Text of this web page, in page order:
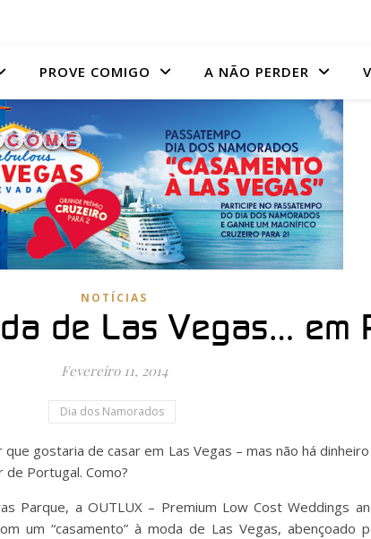
PROVE COMIGO A NÃO PERDER
NOTÍCIAS
de Las Vegas… em
Fevereiro 11, 2014
Dia dos Namorados
gostaria de casar em Las Vegas – mas não há
Portugal. Como?
Parque, a OUTLUX – Premium Low Cost Weddings
um “casamento” à moda de Las Vegas, abençoado